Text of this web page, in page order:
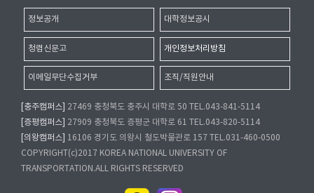
정보공개 대학정보공시
청렴신문고 개인정보처리방침
이메일무단수집거부 조직/직원안내
[충주캠퍼스]
27469 충청북도 충주시 대학로 50 TEL.043-841-5114
[증평캠퍼스]
27909 충청북도 증평군 대학로 61 TEL.043-820-5114
[의왕캠퍼스]
16106 경기도 의왕시 철도박물관로 157 TEL.031-460-0500
COPYRIGHT(c)2017 KOREA NATIONAL UNIVERSITY OF
TRANSPORTATION.ALL RIGHTS RESERVED